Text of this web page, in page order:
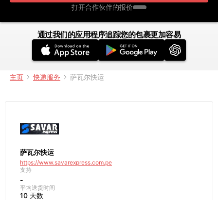
打开合作伙伴的报价
通过我们的应用程序追踪您的包裹更加容易
主页 快递服务 萨瓦尔快运
萨瓦尔快运
https://www.savarexpress.com.pe
支持
-
平均送货时间
10 天数